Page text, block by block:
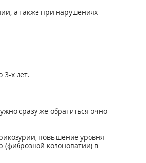
а также при нарушениях
3-х лет.
сразу же обратиться очно
повышение уровня
(фиброзной колонопатии) в